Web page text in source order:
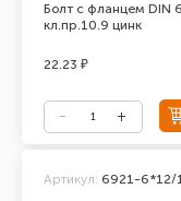
Болт с фланцем DIN
кл.пр.10.9 цинк
22.23 ₽
Артикул: 6921-6*12/